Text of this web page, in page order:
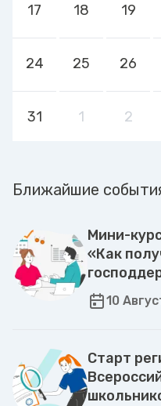
17 18 19
24 25 26
31 1 2
Ближайшие
Мини-
«Как
10
Старт